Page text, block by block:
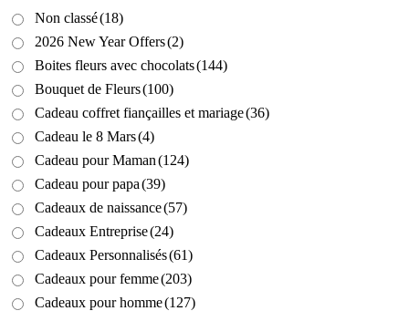
Non classé(18)
2026 New Year Offers(2)
Boites fleurs avec chocolats(144)
Bouquet de Fleurs(100)
Cadeau coffret fiançailles et mariage(36)
Cadeau le 8 Mars(4)
Cadeau pour Maman(124)
Cadeau pour papa(39)
Cadeaux de naissance(57)
Cadeaux Entreprise(24)
Cadeaux Personnalisés(61)
Cadeaux pour femme(203)
Cadeaux pour homme(127)